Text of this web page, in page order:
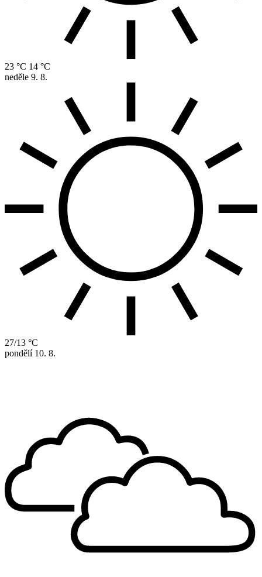
23 °C 14 °C
neděle 9. 8.
27/13 °C
pondělí 10. 8.